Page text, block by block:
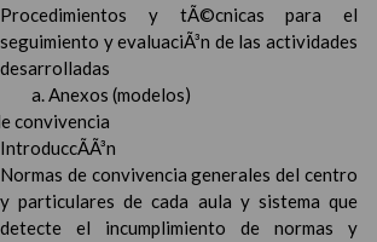
Procedimientos y tÃ©cnicas para el
seguimiento y evaluaciÃ³n de las actividades
desarrolladas
Anexos (modelos)
convivencia
IntroduccÃ­Ã³n
Normas de convivencia generales del centro
y particulares de cada aula y sistema que
detecte el incumplimiento de normas y